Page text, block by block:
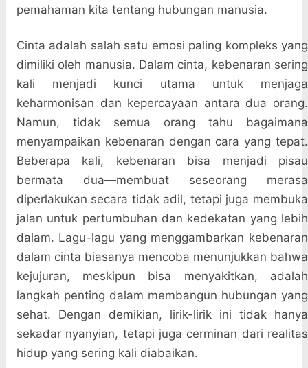
pemahaman kita tentang hubungan manusia.
Cinta adalah salah satu emosi paling kompleks yang
dimiliki oleh manusia. Dalam cinta, kebenaran sering
kali menjadi kunci utama untuk menjaga
keharmonisan dan kepercayaan antara dua orang.
Namun, tidak semua orang tahu bagaimana
menyampaikan kebenaran dengan cara yang tepat.
Beberapa kali, kebenaran bisa menjadi pisau
bermata dua—membuat seseorang merasa
diperlakukan secara tidak adil, tetapi juga membuka
jalan untuk pertumbuhan dan kedekatan yang lebih
dalam. Lagu-lagu yang menggambarkan kebenaran
dalam cinta biasanya mencoba menunjukkan bahwa
kejujuran, meskipun bisa menyakitkan, adalah
langkah penting dalam membangun hubungan yang
sehat. Dengan demikian, lirik-lirik ini tidak hanya
sekadar nyanyian, tetapi juga cerminan dari realitas
hidup yang sering kali diabaikan.